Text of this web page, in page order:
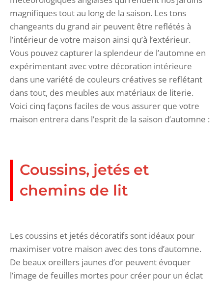
magnifiques tout au long de la saison. Les tons
changeants du grand air peuvent être reflétés à
l’intérieur de votre maison ainsi qu’à l’extérieur.
Vous pouvez capturer la splendeur de l’automne en
expérimentant avec votre décoration intérieure
dans une variété de couleurs créatives se reflétant
dans tout, des meubles aux matériaux de literie.
Voici cinq façons faciles de vous assurer que votre
maison entrera dans l’esprit de la saison d’automne :
Coussins, jetés et
chemins de lit
Les coussins et jetés décoratifs sont idéaux pour
maximiser votre maison avec des tons d’automne.
De beaux oreillers jaunes d’or peuvent évoquer
l’image de feuilles mortes pour créer pour un éclat